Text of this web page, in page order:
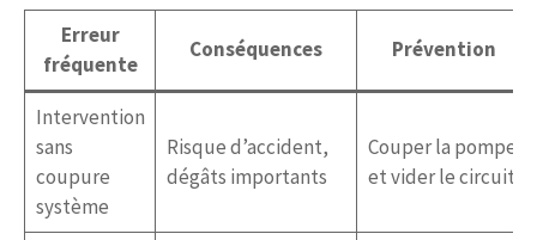
Erreur
fréquente
Conséquences Prévention
Intervention
sans
coupure
système
Risque d’accident,
dégâts importants
Couper la pompe
et vider le circuit